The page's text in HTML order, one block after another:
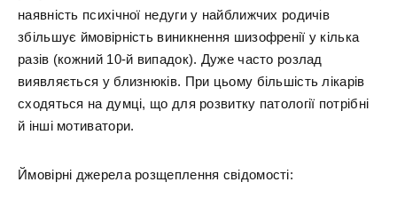
наявність психічної недуги у найближчих родичів
збільшує ймовірність виникнення шизофренії у кілька
разів (кожний 10-й випадок). Дуже часто розлад
виявляється у близнюків. При цьому більшість лікарів
сходяться на думці, що для розвитку патології потрібні
й інші мотиватори.
Ймовірні джерела розщеплення свідомості: